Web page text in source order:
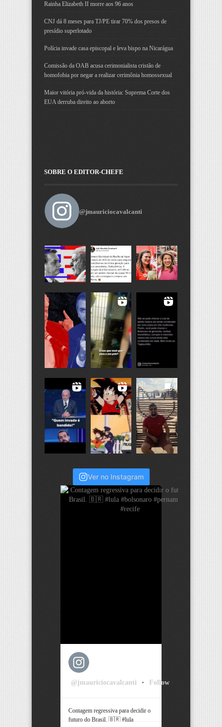
Rainha Elizabeth II morre aos 96 anos
CNJ dá 8 meses para TJ/PE tirar 70% dos presos de
presídio superlotado
Polícia invade casa episcopal e leva bispo na Nicarágua
Comissão da OAB acusa cerimonialista cristão de
homofobia por negar a realizar cerimônia homossexual
Maior vitória pró-vida da história: Suprema Corte dos
EUA derruba direito ao aborto
SOBRE O EDITOR-CHEFE
@jmauriciocavalcanti
Ver no Instagram
@jmauriciocavalcanti • Follow
Contagem regressiva para decidir o
futuro do Brasil. 🇧🇷 #lula